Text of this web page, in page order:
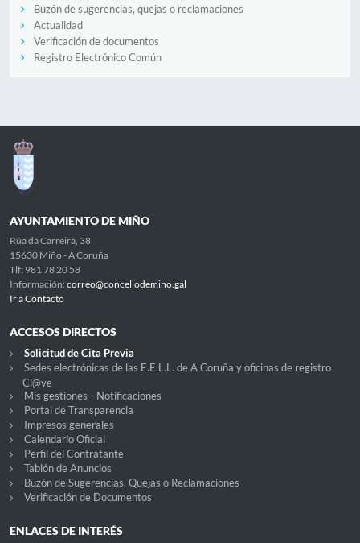
Buzón de sugerencias, quejas o reclamaciones
Actualidad
Verificación de documentos
Registro Electrónico Común
AYUNTAMIENTO DE MIÑO
Rúa da Carreira, 38
15630 Miño - A Coruña
Tlf: 981 78 20 58
Información: correo@concellodemino.gal
Ir a Contacto
ACCESOS DIRECTOS
Solicitud de Cita Previa
Sedes electrónicas de las E.E.L.L. de A Coruña y oficinas de registro
Cl@ve
Mis gestiones - Notificaciones
Portal de Transparencia
Impresos generales
Calendario Oficial
Perfil del Contratante
Tablón de Anuncios
Buzón de Sugerencias, Quejas o Reclamaciones
Verificación de Documentos
ENLACES DE INTERÉS